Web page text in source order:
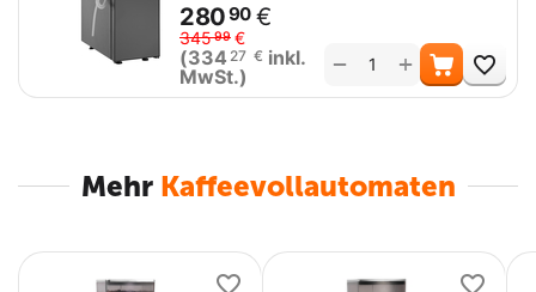
28090 €
34599 €
(334 27 € inkl.
MwSt.)
+
−
Mehr Kaffeevollautomaten